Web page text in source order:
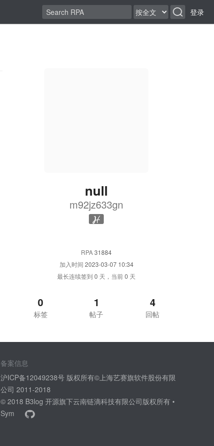
登录
null
m92jz633gn
RPA31884
加入时间 2023-03-07 10:34
最长连续签到 0 天，当前0 天
0
标签
1
帖子
4
回帖
备案信息
沪ICP备12049238号 版权所有©上海艺赛旗软件股份有限
公司 2011-2018
© 2018 B3log 开源旗下云南链滴科技有限公司版权所有 •
Sym